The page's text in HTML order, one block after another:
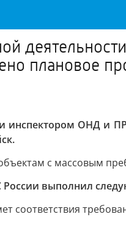
плановое
инспектором ОНД и
с массовым
России выполнил
соответствия